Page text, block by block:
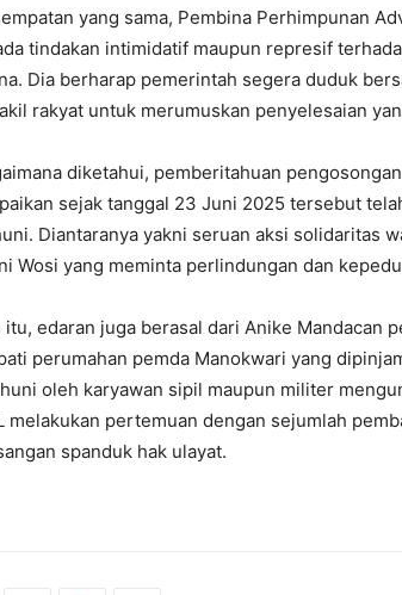
yang sama, Pembina Perhimpunan
tindakan intimidatif maupun represif
Dia berharap pemerintah segera duduk
rakyat untuk merumuskan penyelesaian
diketahui, pemberitahuan
sejak tanggal 23 Juni 2025 tersebut
Diantaranya yakni seruan aksi solidaritas
Wosi yang meminta perlindungan dan
itu, edaran juga berasal dari Anike Mandacan
perumahan pemda Manokwari yang
oleh karyawan sipil maupun militer
melakukan pertemuan dengan sejumlah
spanduk hak ulayat.